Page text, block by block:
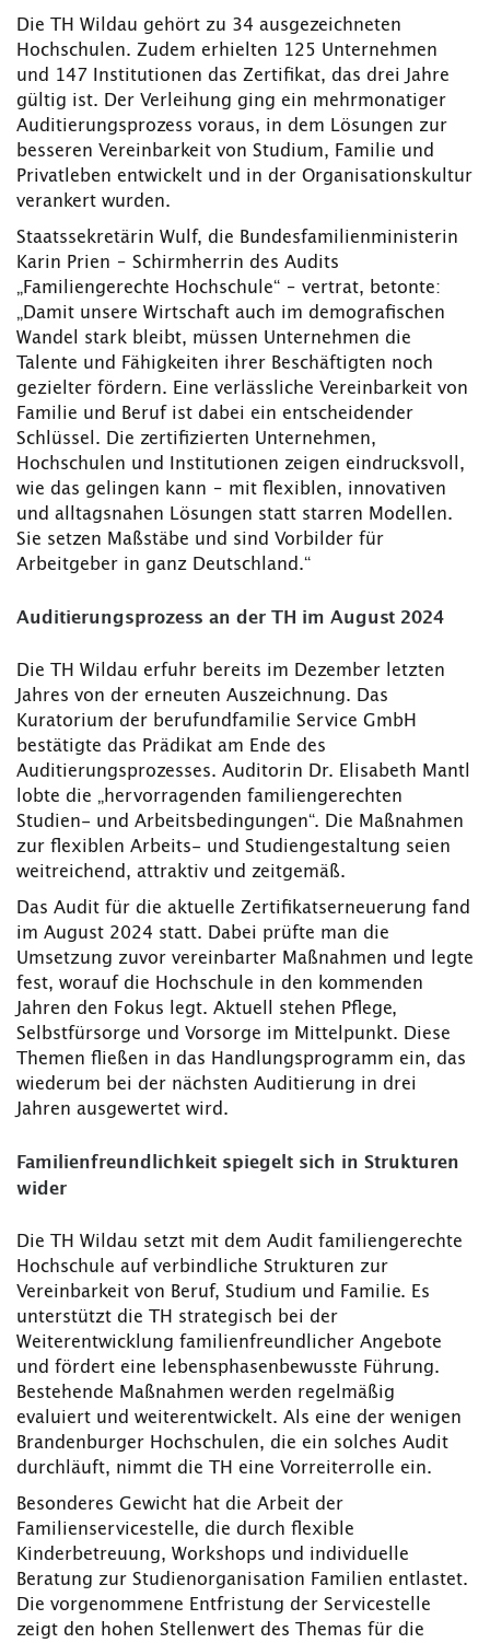
Die TH Wildau gehört zu 34 ausgezeichneten
Hochschulen. Zudem erhielten 125 Unternehmen
und 147 Institutionen das Zertifikat, das drei Jahre
gültig ist. Der Verleihung ging ein mehrmonatiger
Auditierungsprozess voraus, in dem Lösungen zur
besseren Vereinbarkeit von Studium, Familie und
Privatleben entwickelt und in der Organisationskultur
verankert wurden.
Staatssekretärin Wulf, die Bundesfamilienministerin
Karin Prien – Schirmherrin des Audits
„Familiengerechte Hochschule“ – vertrat, betonte:
„Damit unsere Wirtschaft auch im demografischen
Wandel stark bleibt, müssen Unternehmen die
Talente und Fähigkeiten ihrer Beschäftigten noch
gezielter fördern. Eine verlässliche Vereinbarkeit von
Familie und Beruf ist dabei ein entscheidender
Schlüssel. Die zertifizierten Unternehmen,
Hochschulen und Institutionen zeigen eindrucksvoll,
wie das gelingen kann – mit flexiblen, innovativen
und alltagsnahen Lösungen statt starren Modellen.
Sie setzen Maßstäbe und sind Vorbilder für
Arbeitgeber in ganz Deutschland.“
Auditierungsprozess an der TH im August 2024
Die TH Wildau erfuhr bereits im Dezember letzten
Jahres von der erneuten Auszeichnung. Das
Kuratorium der berufundfamilie Service GmbH
bestätigte das Prädikat am Ende des
Auditierungsprozesses. Auditorin Dr. Elisabeth Mantl
lobte die „hervorragenden familiengerechten
Studien- und Arbeitsbedingungen“. Die Maßnahmen
zur flexiblen Arbeits- und Studiengestaltung seien
weitreichend, attraktiv und zeitgemäß.
Das Audit für die aktuelle Zertifikatserneuerung fand
im August 2024 statt. Dabei prüfte man die
Umsetzung zuvor vereinbarter Maßnahmen und legte
fest, worauf die Hochschule in den kommenden
Jahren den Fokus legt. Aktuell stehen Pflege,
Selbstfürsorge und Vorsorge im Mittelpunkt. Diese
Themen fließen in das Handlungsprogramm ein, das
wiederum bei der nächsten Auditierung in drei
Jahren ausgewertet wird.
Familienfreundlichkeit spiegelt sich in Strukturen
wider
Die TH Wildau setzt mit dem Audit familiengerechte
Hochschule auf verbindliche Strukturen zur
Vereinbarkeit von Beruf, Studium und Familie. Es
unterstützt die TH strategisch bei der
Weiterentwicklung familienfreundlicher Angebote
und fördert eine lebensphasenbewusste Führung.
Bestehende Maßnahmen werden regelmäßig
evaluiert und weiterentwickelt. Als eine der wenigen
Brandenburger Hochschulen, die ein solches Audit
durchläuft, nimmt die TH eine Vorreiterrolle ein.
Besonderes Gewicht hat die Arbeit der
Familienservicestelle, die durch flexible
Kinderbetreuung, Workshops und individuelle
Beratung zur Studienorganisation Familien entlastet.
Die vorgenommene Entfristung der Servicestelle
zeigt den hohen Stellenwert des Themas für die